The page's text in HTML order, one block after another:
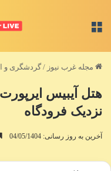
مجله غرب نیوز / گردشگری و
هتل آیبیس
نزدیک فرودگاه
آخرین به روز رسانی: 04/05/1404